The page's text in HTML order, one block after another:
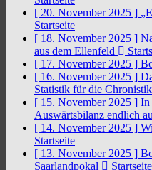
[ 20. November 2025 ]
Startseite
[ 18. November 2025 ]
aus dem Ellenfeld
[ 17. November 2025 ]
[ 16. November 2025 ]
Statistik für die Chronistik
[ 15. November 2025 ] In
Auswärtsbilanz endlich
[ 14. November 2025 ]
Startseite
[ 13. November 2025 ]
Saarlandpokal
Startseite